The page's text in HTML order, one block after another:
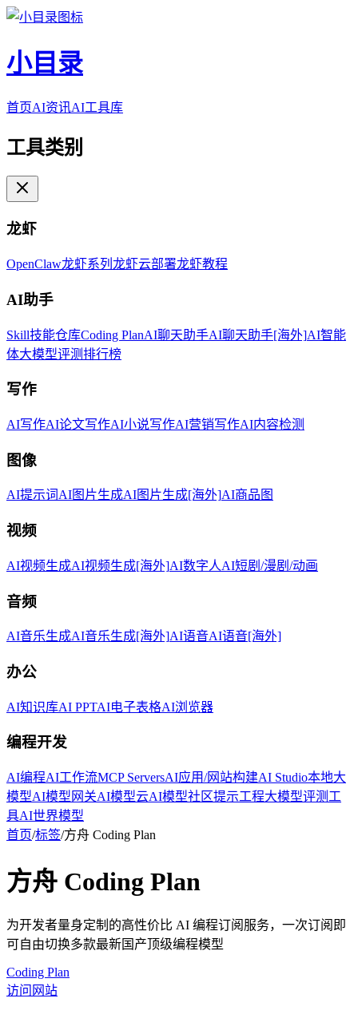
小目录
首页AI资讯AI工具库
工具类别
龙虾
OpenClaw龙虾系列 龙虾云部署龙虾教程
AI助手
Skill技能仓库Coding PlanAI聊天助手AI聊天助手[海外]AI智能
体大模型评测排行榜
写作
AI写作AI论文写作AI小说写作AI营销写作AI内容检测
图像
AI提示词AI图片生成AI图片生成[海外]AI商品图
视频
AI视频生成AI视频生成[海外]AI数字人AI短剧/漫剧/动画
音频
AI音乐生成AI音乐生成[海外]AI语音AI语音[海外]
办公
AI知识库AI PPTAI电子表格AI浏览器
编程开发
AI编程AI工作流MCP ServersAI应用/网站构建AI Studio本地大
模型AI模型网关AI模型云AI模型社区提示工程大模型评测工
具AI世界模型
首页/标签/方舟 Coding Plan
方舟 Coding Plan
为开发者量身定制的高性价比 AI 编程订阅服务，一次订阅即
可自由切换多款最新国产顶级编程模型
Coding Plan
访问网站